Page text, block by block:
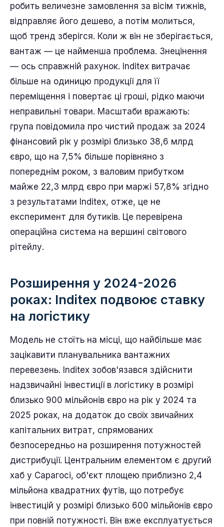
робить величезне замовлення за вісім тижнів,
відправляє його дешево, а потім молиться,
щоб тренд зберігся. Коли ж він не зберігається,
вантаж — це найменша проблема. Знецінення
— ось справжній рахунок. Inditex витрачає
більше на одиницю продукції для її
переміщення і повертає ці гроші, рідко маючи
неправильні товари. Масштаби вражають:
група повідомила про чистий продаж за 2024
фінансовий рік у розмірі близько 38,6 млрд
євро, що на 7,5% більше порівняно з
попереднім роком, з валовим прибутком
майже 22,3 млрд євро при маржі 57,8% згідно
з результатами Inditex, отже, це не
експеримент для бутиків. Це перевірена
операційна система на вершині світового
рітейлу.
Розширення у 2024-2026
роках: Inditex подвоює ставку
на логістику
Модель не стоїть на місці, що найбільше має
зацікавити планувальника вантажних
перевезень. Inditex зобов'язався здійснити
надзвичайні інвестиції в логістику в розмірі
близько 900 мільйонів євро на рік у 2024 та
2025 роках, на додаток до своїх звичайних
капітальних витрат, спрямованих
безпосередньо на розширення потужностей
дистрибуції. Центральним елементом є другий
хаб у Сарагосі, об'єкт площею приблизно 2,4
мільйона квадратних футів, що потребує
інвестицій у розмірі близько 600 мільйонів євро
при повній потужності. Він вже експлуатується